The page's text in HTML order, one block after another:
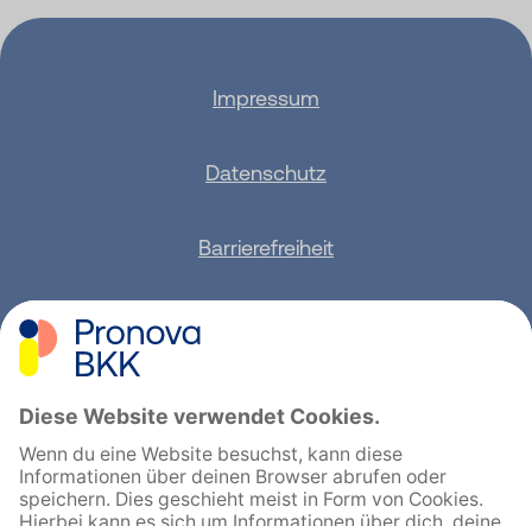
Impressum
Datenschutz
Barrierefreiheit
English